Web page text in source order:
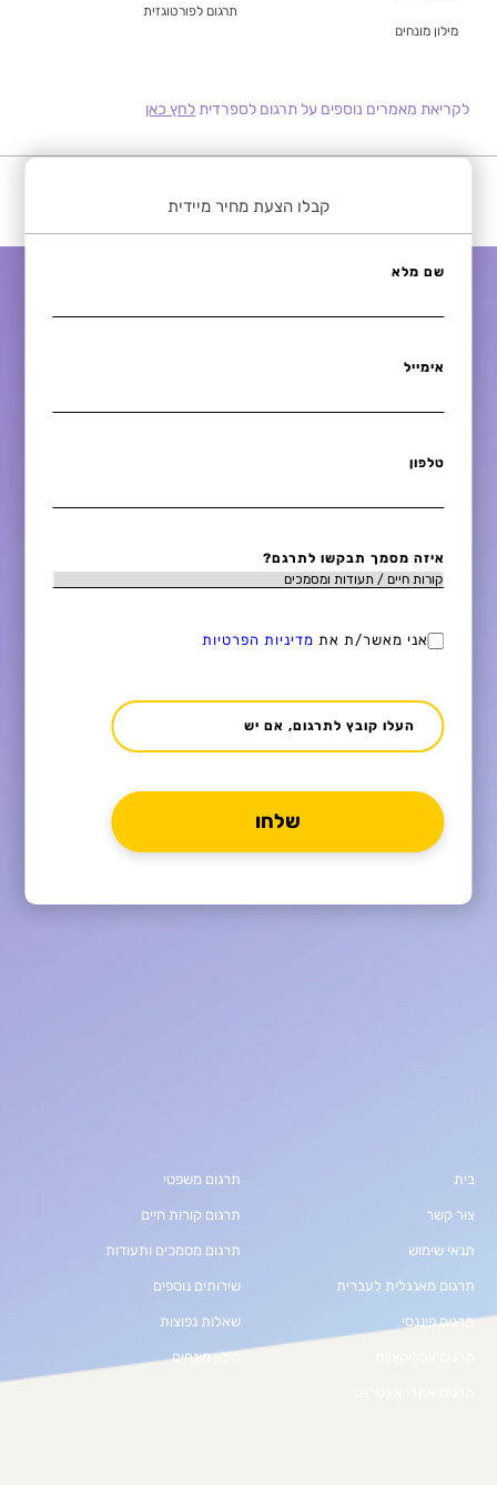
מילון מונחים
תרגום לפורטוגזית
לקריאת מאמרים נוספים על תרגום לספרדיתלחץ כאן
קבלו הצעת מחיר מיידית
שם מלא
אימייל
טלפון
איזה מסמך תבקשו לתרגם?
אני מאשר/ת את מדיניות הפרטיות
העלו קובץ לתרגום, אם יש
בית
צור קשר
תנאי שימוש
תרגום מאנגלית לעברית
תרגום פיננסי
תרגום משפטי
תרגום קורות חיים
תרגום מסמכים ותעודות
שירותים נוספים
שאלות נפוצות
מילון מונחים